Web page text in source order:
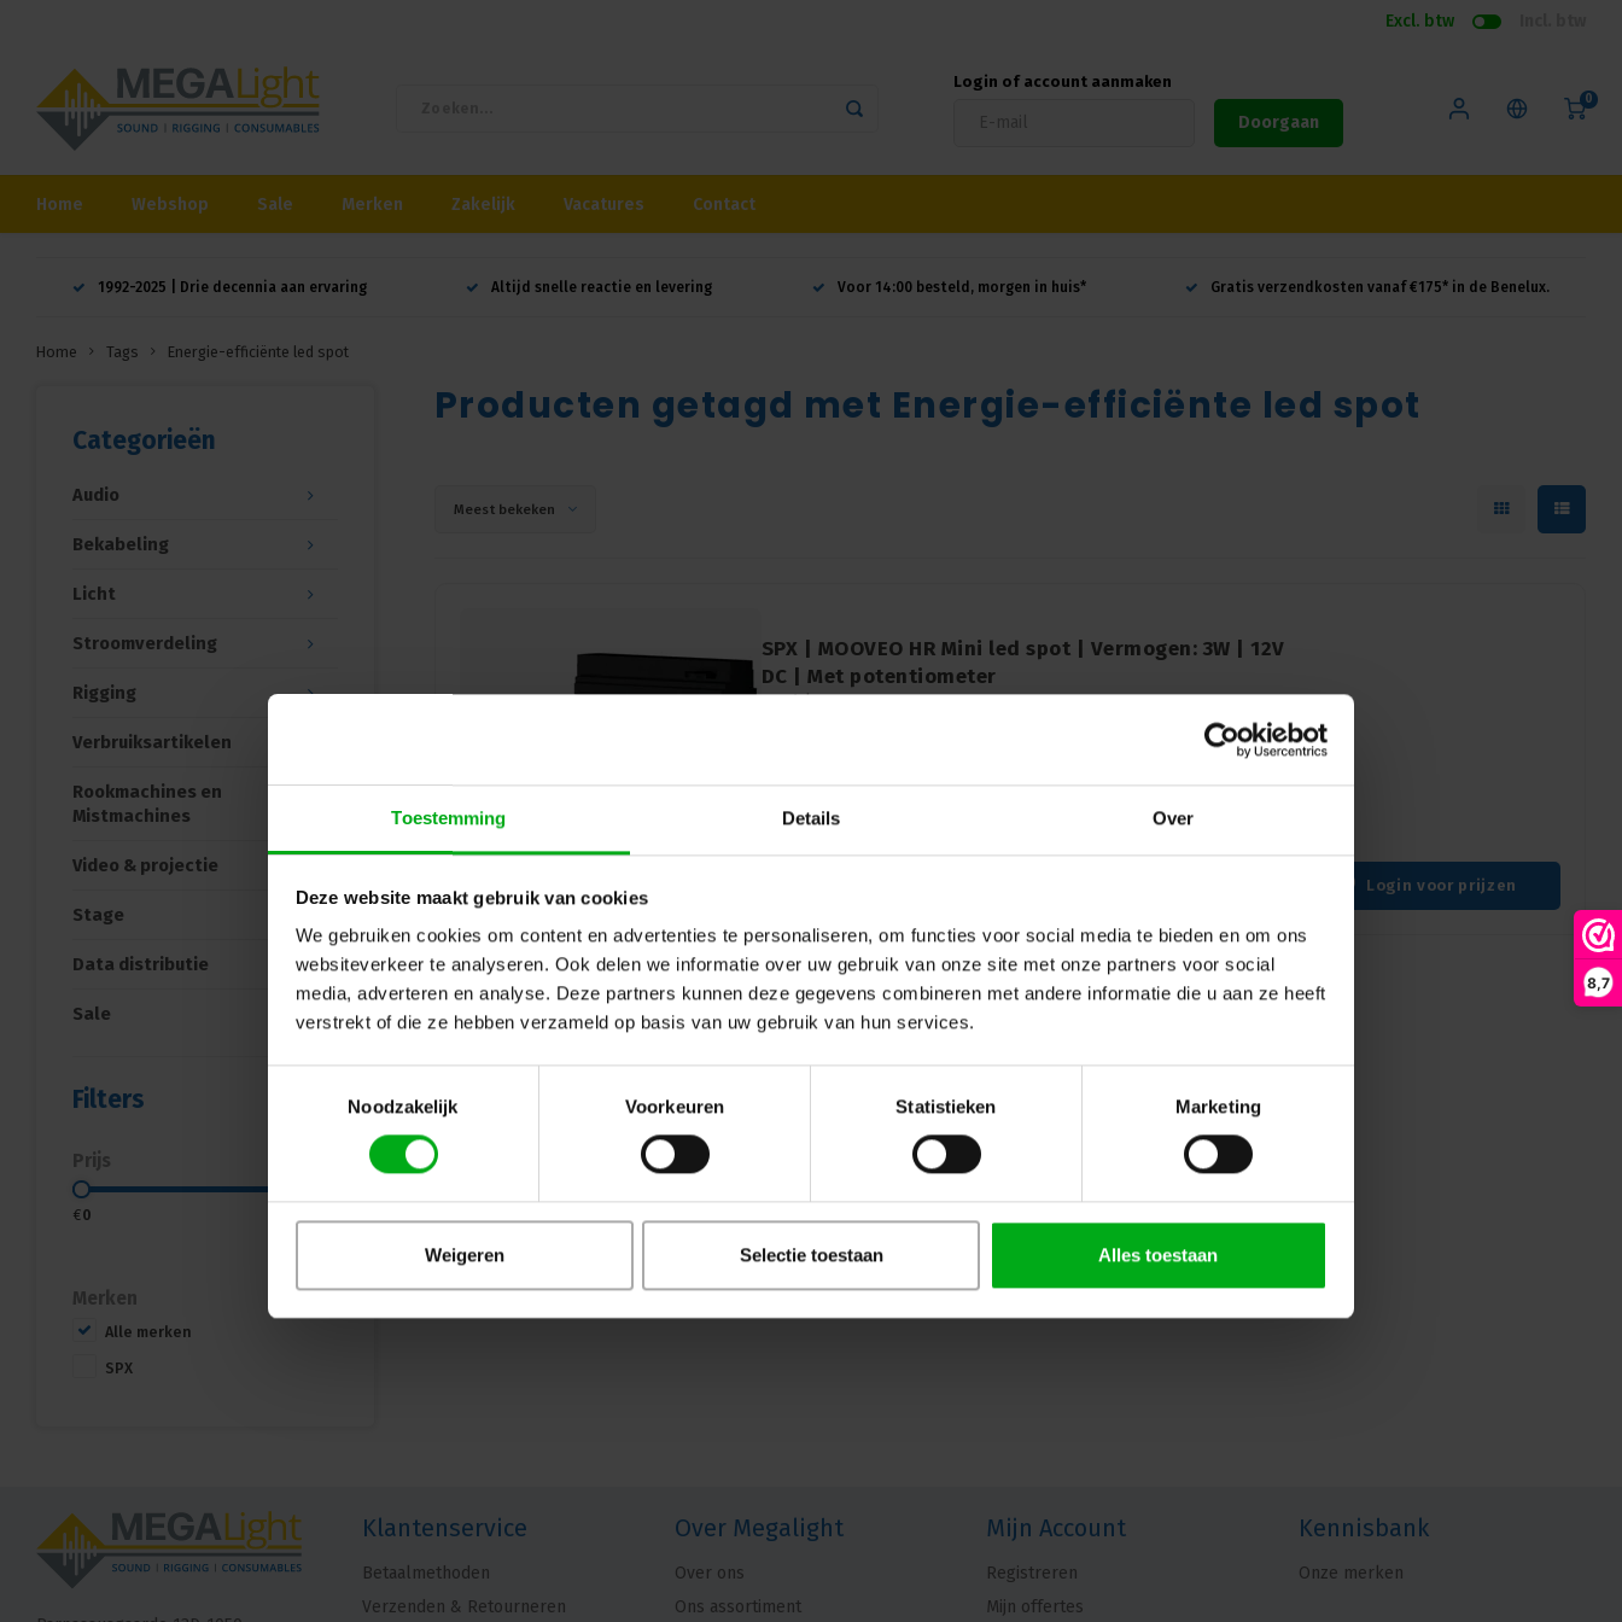
8,7
Toestemming Details Over
Deze website maakt gebruik van cookies
We gebruiken cookies om content en advertenties te personaliseren, om functies voor social media te bieden en om ons
websiteverkeer te analyseren. Ook delen we informatie over uw gebruik van onze site met onze partners voor social
media, adverteren en analyse. Deze partners kunnen deze gegevens combineren met andere informatie die u aan ze heeft
verstrekt of die ze hebben verzameld op basis van uw gebruik van hun services.
Noodzakelijk
Voorkeuren Statistieken Marketing
Weigeren Selectie toestaan Alles toestaan
Excl. btw
Login of account aanmaken
Doorgaan
0
Home Webshop Sale Merken Zakelijk Vacatures Contact
1992-2025 | Drie decennia aan ervaring Altijd snelle reactie en levering Voor 14:00 besteld, morgen in huis* Gratis verzendkosten vanaf €175* in de Benelux.
Home Tags Energie-efficiënte led spot
Categorieën
Audio
Bekabeling
Licht
Stroomverdeling
Rigging
Verbruiksartikelen
Rookmachines en
Mistmachines
Video & projectie
Stage
Data distributie
Sale
Filters
Prijs
€0
Merken
Alle merken
SPX
Producten getagd met Energie-efficiënte led spot
Meest bekeken
SPX | MOOVEO HR Mini led spot | Vermogen: 3W | 12V
DC | Met potentiometer
SPX* |PRI00903
Ontdek de SPX | MOOVEO HR Mini Led Spot met een vermogen van
verschillende montagemogelijkheden.
Kleurtemperatuur: 3000K, Zoom: 7>30°, Bevestiging: Surface Mounted, Kleur: Zwart
Login voor prijzen
Klantenservice
Betaalmethoden
Verzenden & Retourneren
Over Megalight
Over ons
Ons assortiment
Mijn Account
Registreren
Mijn offertes
Kennisbank
Onze merken